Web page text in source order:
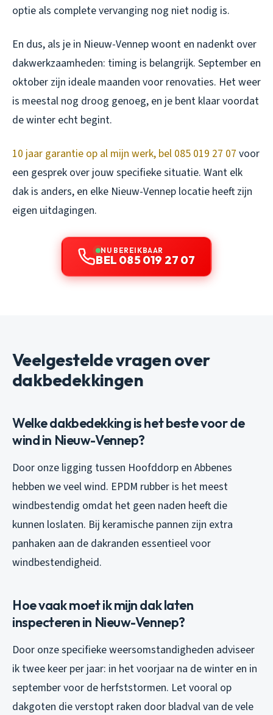
optie als complete vervanging nog niet nodig is.
En dus, als je in Nieuw-Vennep woont en nadenkt over
dakwerkzaamheden: timing is belangrijk. September en
oktober zijn ideale maanden voor renovaties. Het weer
is meestal nog droog genoeg, en je bent klaar voordat
de winter echt begint.
10 jaar garantie op al mijn werk, bel 085 019 27 07 voor
een gesprek over jouw specifieke situatie. Want elk
dak is anders, en elke Nieuw-Vennep locatie heeft zijn
eigen uitdagingen.
NU BEREIKBAAR
BEL 085 019 27 07
Veelgestelde vragen over
dakbedekkingen
Welke dakbedekking is het beste voor de
wind in Nieuw-Vennep?
Door onze ligging tussen Hoofddorp en Abbenes
hebben we veel wind. EPDM rubber is het meest
windbestendig omdat het geen naden heeft die
kunnen loslaten. Bij keramische pannen zijn extra
panhaken aan de dakranden essentieel voor
windbestendigheid.
Hoe vaak moet ik mijn dak laten
inspecteren in Nieuw-Vennep?
Door onze specifieke weersomstandigheden adviseer
ik twee keer per jaar: in het voorjaar na de winter en in
september voor de herfststormen. Let vooral op
dakgoten die verstopt raken door bladval van de vele